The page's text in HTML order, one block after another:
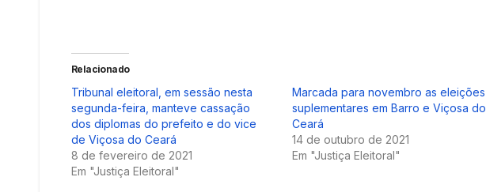
Relacionado
Tribunal eleitoral, em sessão nesta
segunda-feira, manteve cassação
dos diplomas do prefeito e do vice
de Viçosa do Ceará
8 de fevereiro de 2021
Em "Justiça Eleitoral"
Marcada para novembro as eleições
suplementares em Barro e Viçosa do
Ceará
14 de outubro de 2021
Em "Justiça Eleitoral"